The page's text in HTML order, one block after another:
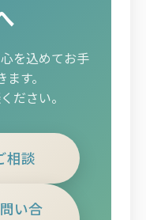
を込めてお手
す。
ださい。
相談
い合